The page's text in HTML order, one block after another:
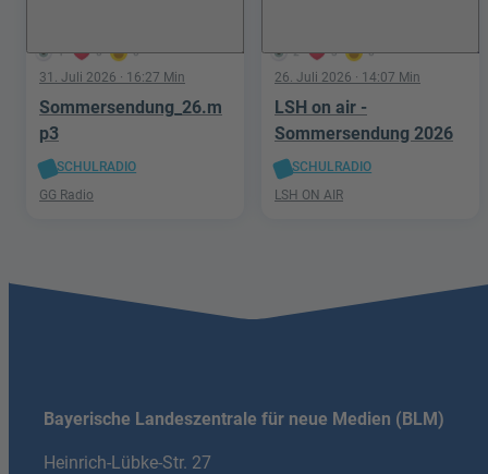
1 0 0
31. Juli 2026 · 16:27 Min
Sommersendung_26.m
p3
SCHULRADIO
GG Radio
2 3 0
26. Juli 2026 · 14:07 Min
LSH on air -
Sommersendung 2026
SCHULRADIO
LSH ON AIR
Bayerische Landeszentrale für neue Medien (BLM)
Heinrich-Lübke-Str. 27